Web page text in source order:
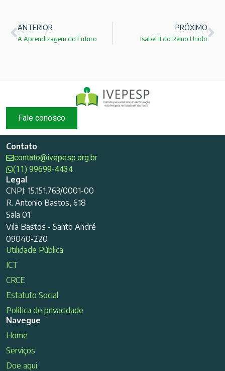
ANTERIOR
A Aprendizagem do Futuro
PRÓXIMO
Isabel II do Reino Unido
Fale conosco
Contato
contato@ivepesp.org.br
(11) 99699-4434
Legal
CNPJ: 15.151.763/0001-00
R. Antonio Bastos, 618
Sala 01
Vila Bastos - Santo André
09040-220
Utilidade Pública
ICT
CRCE
Estatuto Social
Política de privacidade
Navegue
Home
Serviços
Doe aqui